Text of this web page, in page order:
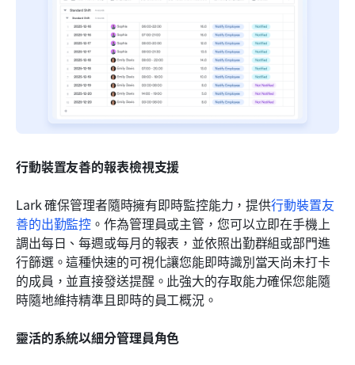
行動裝置友善的報表檢視支援
Lark 確保管理者隨時擁有即時監控能力，提供行動裝置友
善的出勤監控 。作為管理員或主管，您可以立即在手機上
調出每日、每週或每月的報表，並依照出勤群組或部門進
行篩選。這種快速的可視化讓您能即時識別當天尚未打卡
的成員，並直接發送提醒。此強大的存取能力確保您能隨
時隨地維持精準且即時的員工概況。
靈活的系統以細分管理員角色